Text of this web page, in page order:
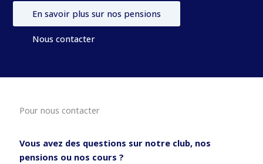
En savoir plus sur nos pensions
Nous contacter
Pour nous contacter
Vous avez des questions sur notre club, nos
pensions ou nos cours ?